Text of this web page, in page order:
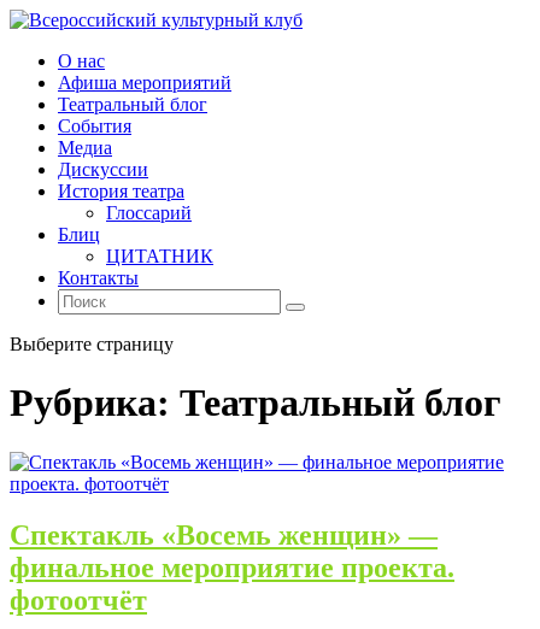
О нас
Афиша мероприятий
Театральный блог
События
Медиа
Дискуссии
История театра
Глоссарий
Блиц
ЦИТАТНИК
Контакты
Выберите страницу
Рубрика: Театральный блог
Спектакль «Восемь женщин» —
финальное мероприятие проекта.
фотоотчёт